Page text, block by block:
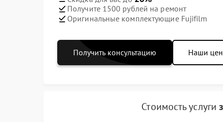
Получите 1500 рублей на ремонт
Оригинальные комплектующие Fujifilm
Получить консультацию Наши
Стоимость услуги